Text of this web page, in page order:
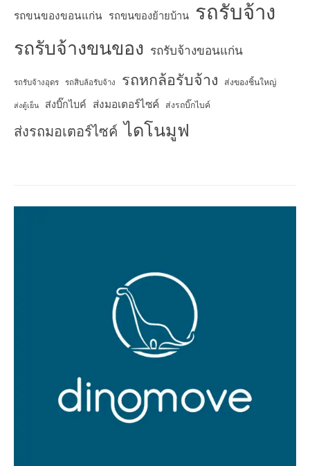
รถขนของขอนแก่น รถขนของย้ายบ้าน รถรับจ้าง
รถรับจ้างขนของ รถรับจ้างขอนแก่น
รถรับจ้างอุดร รถสิบล้อรับจ้าง รถหกล้อรับจ้าง ส่งของชิ้นใหญ่
ส่งตู้เย็น ส่งบิ๊กไบค์ ส่งมอเตอร์ไซค์ ส่งรถบิ๊กไบค์
ส่งรถมอเตอร์ไซค์ ไดโนมูฟ